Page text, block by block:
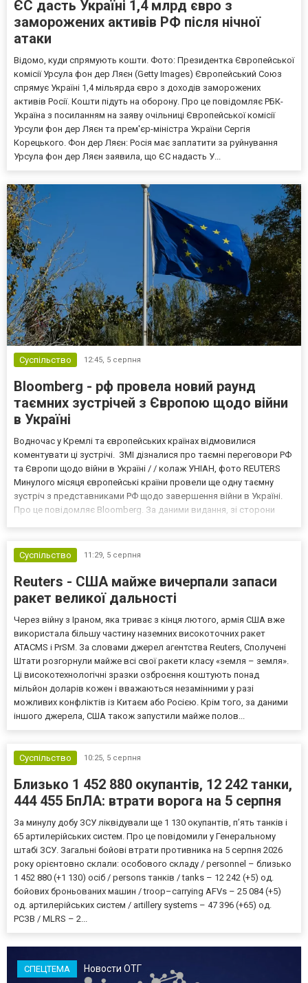
ЄС дасть Україні 1,4 млрд євро з
заморожених активів РФ після нічної
атаки
Відомо, куди спрямують кошти. Фото: Президентка Європейської
комісії Урсула фон дер Ляєн (Getty Images) Європейський Союз
спрямує Україні 1,4 мільярда євро з доходів заморожених
активів Росії. Кошти підуть на оборону. Про це повідомляє РБК-
Україна з посиланням на заяву очільниці Європейської комісії
Урсули фон дер Ляєн та прем'єр-міністра України Сергія
Корецького. Фон дер Ляєн: Росія має заплатити за руйнування
Урсула фон дер Ляєн заявила, що ЄС надасть У...
Суспільство 12:45, 5 серпня
Bloomberg - рф провела новий раунд
таємних зустрічей з Європою щодо війни
в Україні
Водночас у Кремлі та європейських країнах відмовилися
коментувати ці зустрічі. ЗМІ дізналися про таємні переговори РФ
та Європи щодо війни в Україні / / колаж УНІАН, фото REUTERS
Минулого місяця європейські країни провели ще одну таємну
зустріч з представниками РФ щодо завершення війни в Україні.
Про це повідомляє Bloomberg. За даними видання, зі сторони
Суспільство
11:29, 5 серпня
Reuters - США майже вичерпали запаси
ракет великої дальності
Через війну з Іраном, яка триває з кінця лютого, армія США вже
використала більшу частину наземних високоточних ракет
ATACMS і PrSM. За словами джерел агентства Reuters, Сполучені
Штати розгорнули майже всі свої ракети класу «земля – земля».
Ці високотехнологічні зразки озброєння коштують понад
мільйон доларів кожен і вважаються незамінними у разі
можливих конфліктів із Китаєм або Росією. Крім того, за даними
іншого джерела, США також запустили майже полов...
Суспільство 10:25, 5 серпня
Близько 1 452 880 окупантів, 12 242 танки,
444 455 БпЛА: втрати ворога на 5 серпня
За минулу добу ЗСУ ліквідували ще 1 130 окупантів, пʼять танків і
65 артилерійських систем. Про це повідомили у Генеральному
штабі ЗСУ. Загальні бойові втрати противника на 5 серпня 2026
року орієнтовно склали: особового складу / personnel – близько
1 452 880 (+1 130) осіб / persons танків / tanks – 12 242 (+5) од.
бойових броньованих машин / troop–carrying AFVs – 25 084 (+5)
од. артилерійських систем / artillery systems – 47 396 (+65) од.
РСЗВ / MLRS – 2...
СПЕЦТЕМА Новости ОТГ